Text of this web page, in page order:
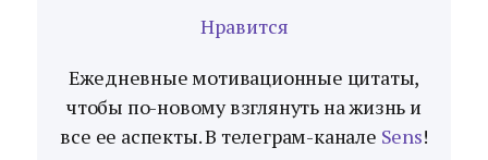
Нравится
Ежедневные мотивационные цитаты,
чтобы по-новому взглянуть на жизнь и
все ее аспекты. В телеграм-канале Sens!